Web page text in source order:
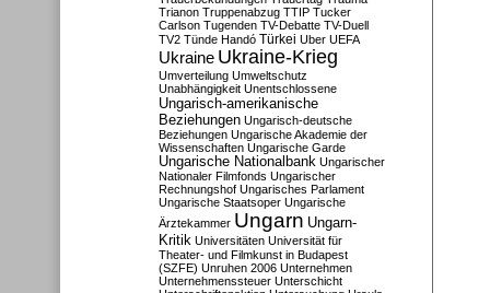
Trianon Truppenabzug TTIP Tucker
Carlson Tugenden TV-Debatte TV-Duell
TV2 Tünde Handó Türkei Uber UEFA
Ukraine Ukraine-Krieg
Umverteilung Umweltschutz
Unabhängigkeit Unentschlossene
Ungarisch-amerikanische
Beziehungen Ungarisch-deutsche
Beziehungen Ungarische Akademie der
Wissenschaften Ungarische Garde
Ungarische Nationalbank Ungarischer
Nationaler Filmfonds Ungarischer
Rechnungshof Ungarisches Parlament
Ungarische Staatsoper Ungarische
Ärztekammer Ungarn Ungarn-
Kritik Universitäten Universität für
Theater- und Filmkunst in Budapest
(SZFE) Unruhen 2006 Unternehmen
Unternehmenssteuer Unterschicht